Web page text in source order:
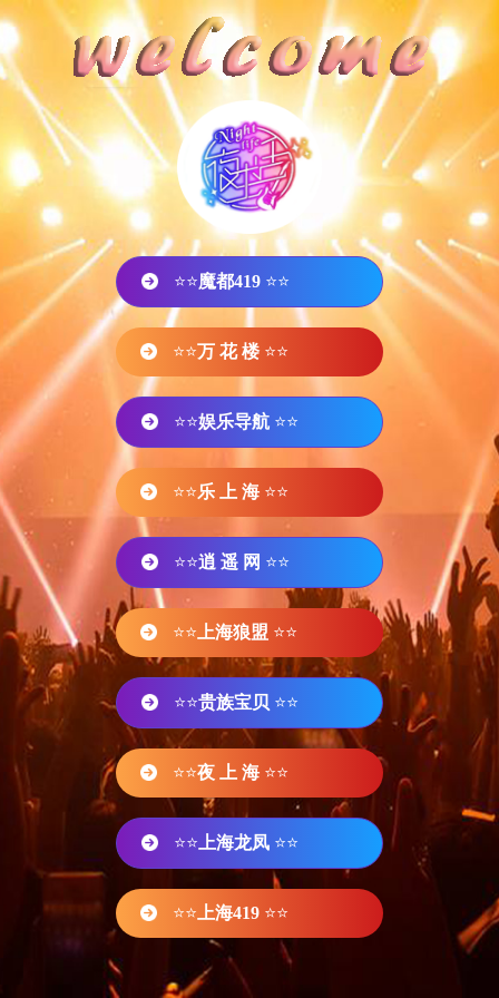
⭐⭐魔都419 ⭐⭐
⭐⭐万 花 楼 ⭐⭐
⭐⭐娱乐导航 ⭐⭐
⭐⭐乐 上 海 ⭐⭐
⭐⭐逍 遥 网 ⭐⭐
⭐⭐ 上海狼盟 ⭐⭐
⭐⭐贵族宝贝 ⭐⭐
⭐⭐夜 上 海 ⭐⭐
⭐⭐ 上海龙凤 ⭐⭐
⭐⭐ 上海419 ⭐⭐